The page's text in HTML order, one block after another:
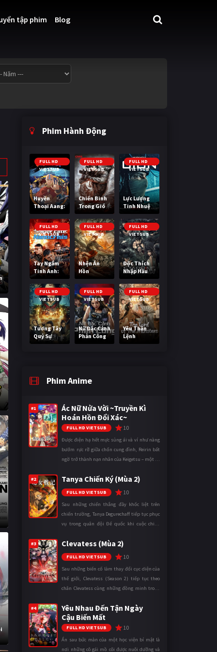
tập phim Blog
Phim Hành Động
FULL HD
VIETSUB
Huyền
Thoại Aang:
Tiết Khí Sư
Cuối Cùng
FULL HD
VIETSUB
Chiến Binh
Trong Gió
FULL HD
VIETSUB
Lực Lượng
Tinh Nhuệ
FULL HD
VIETSUB
Tay Ngắm
Tinh Anh:
Nguy Cơ
Nano
FULL HD
VIETSUB
Nhện Ăn
Hồn
FULL HD
VIETSUB
Độc Thích
Nhập Hầu
FULL HD
VIETSUB
Tương Tây
Quỷ Sự
FULL HD
VIETSUB
Nữ Đặc Cảnh
Phản Công
FULL HD
VIETSUB
Yêu Thần
Lệnh
Phim Anime
#1
Ác Nữ Nửa Vời ~Truyền Kì
Hoán Hồn Đổi Xác~
FULL HD VIETSUB 10
Được điện hạ hết mực sủng ái và ví như nàng
bướm rực rỡ giữa chốn cung đình, Reirin bất
ngờ trở thành nạn nhân của Keigetsu – một kẻ
thuật để hoán đổi th ...
#2 Tanya Chiến Ký (Mùa 2)
FULL HD VIETSUB 10
Sau những chiến thắng đầy khốc liệt trên
chiến trường, Tanya Degurechaff tiếp tục phục
vụ trong quân đội Đế quốc khi cuộc chiến
mặt trận. Dù sở hữu tài năn ...
#3 Clevatess (Mùa 2)
FULL HD VIETSUB 10
Sau những biến cố làm thay đổi cục diện của
thế giới, Clevatess (Season 2) tiếp tục theo
chân Clevatess cùng những đồng minh trong
loại đến bờ vực diệ ...
#4
Yêu Nhau Đến Tận Ngày
Cậu Biến Mất
FULL HD VIETSUB 10
Ẩn sau bức màn của một học viện bí mật là
nơi những cô gái mồ côi được nuôi dưỡng và